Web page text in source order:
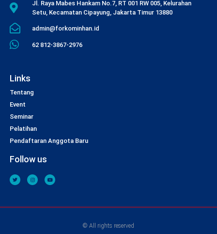
Jl. Raya Mabes Hankam No.7, RT 001 RW 005, Kelurahan
Setu, Kecamatan Cipayung, Jakarta Timur 13880
admin@forkominhan.id
62 812-3867-2976
Links
Tentang
Event
Seminar
Pelatihan
Pendaftaran Anggota Baru
Follow us
© All rights reserved